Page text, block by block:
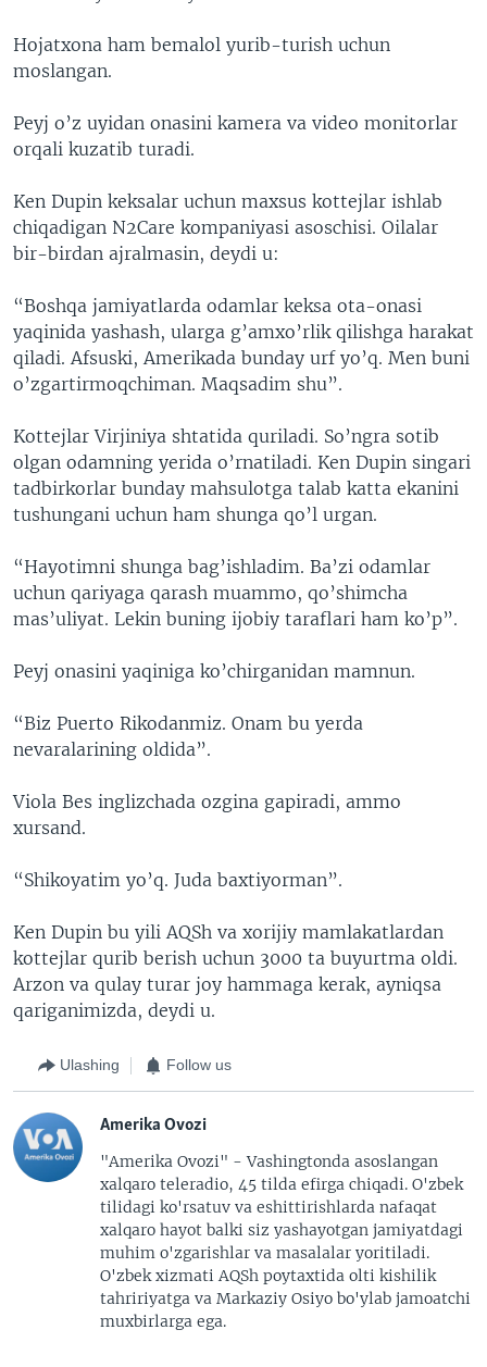
Hojatxona ham bemalol yurib-turish uchun
moslangan.
Peyj o’z uyidan onasini kamera va video monitorlar
orqali kuzatib turadi.
Ken Dupin keksalar uchun maxsus kottejlar ishlab
chiqadigan N2Care kompaniyasi asoschisi. Oilalar
bir-birdan ajralmasin, deydi u:
“Boshqa jamiyatlarda odamlar keksa ota-onasi
yaqinida yashash, ularga g’amxo’rlik qilishga harakat
qiladi. Afsuski, Amerikada bunday urf yo’q. Men buni
o’zgartirmoqchiman. Maqsadim shu”.
Kottejlar Virjiniya shtatida quriladi. So’ngra sotib
olgan odamning yerida o’rnatiladi. Ken Dupin singari
tadbirkorlar bunday mahsulotga talab katta ekanini
tushungani uchun ham shunga qo’l urgan.
“Hayotimni shunga bag’ishladim. Ba’zi odamlar
uchun qariyaga qarash muammo, qo’shimcha
mas’uliyat. Lekin buning ijobiy taraflari ham ko’p”.
Peyj onasini yaqiniga ko’chirganidan mamnun.
“Biz Puerto Rikodanmiz. Onam bu yerda
nevaralarining oldida”.
Viola Bes inglizchada ozgina gapiradi, ammo
xursand.
“Shikoyatim yo’q. Juda baxtiyorman”.
Ken Dupin bu yili AQSh va xorijiy mamlakatlardan
kottejlar qurib berish uchun 3000 ta buyurtma oldi.
Arzon va qulay turar joy hammaga kerak, ayniqsa
qariganimizda, deydi u.
Ulashing Follow us
Amerika Ovozi
"Amerika Ovozi" - Vashingtonda asoslangan
xalqaro teleradio, 45 tilda efirga chiqadi. O'zbek
tilidagi ko'rsatuv va eshittirishlarda nafaqat
xalqaro hayot balki siz yashayotgan jamiyatdagi
muhim o'zgarishlar va masalalar yoritiladi.
O'zbek xizmati AQSh poytaxtida olti kishilik
tahririyatga va Markaziy Osiyo bo'ylab jamoatchi
muxbirlarga ega.